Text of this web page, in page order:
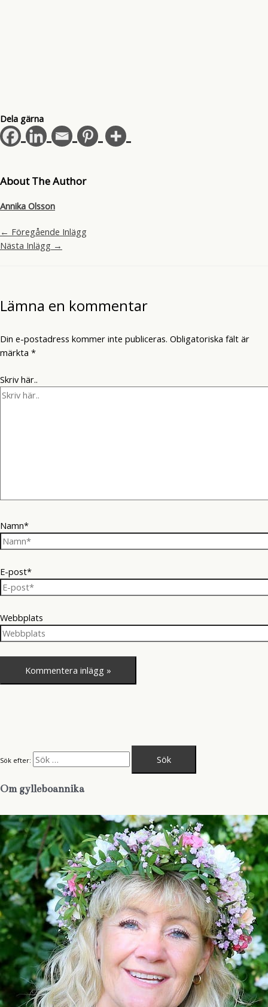
Dela gärna
About The Author
Annika Olsson
← Föregående Inlägg
Nästa Inlägg →
Lämna en kommentar
Din e-postadress kommer inte publiceras. Obligatoriska fält är
märkta *
Skriv här..
Namn*
E-post*
Webbplats
Sök efter:
Om gylleboannika